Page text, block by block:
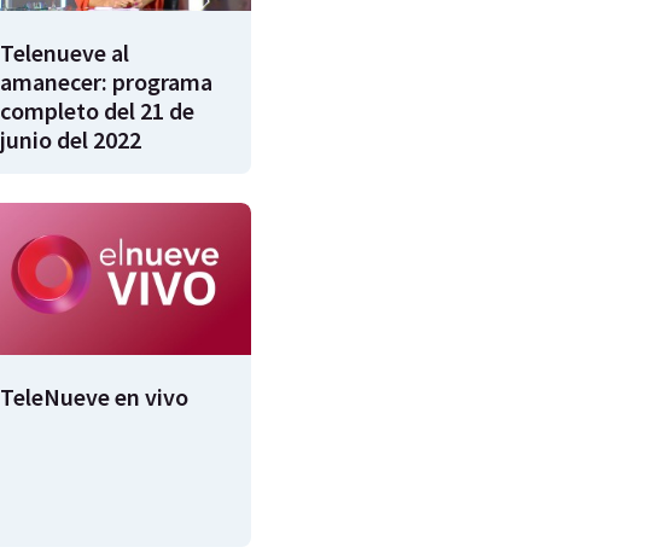
Telenueve al
amanecer: programa
completo del 21 de
junio del 2022
TeleNueve en vivo